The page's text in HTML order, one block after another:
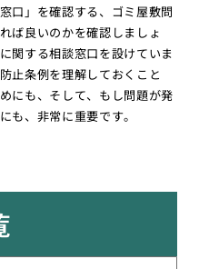
口」を確認する、ゴミ屋敷問
ば良いのかを確認しましょ
関する相談窓口を設けていま
止条例を理解しておくこと
にも、そして、もし問題が発
も、非常に重要です。